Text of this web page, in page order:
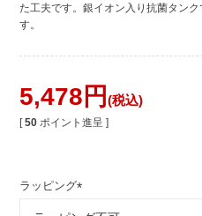
た工夫です。銀イオン入り抗菌タン
す。
5,478 税込
[ 50 ポイント進呈 ]
ラッピング